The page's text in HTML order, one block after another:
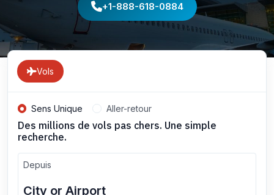
+1-888-618-0884
Vols
Sens Unique Aller-retour
Des millions de vols pas chers. Une simple
recherche.
Depuis